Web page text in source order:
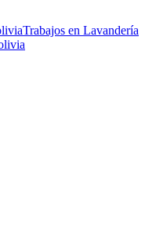
Trabajos en Lavandería